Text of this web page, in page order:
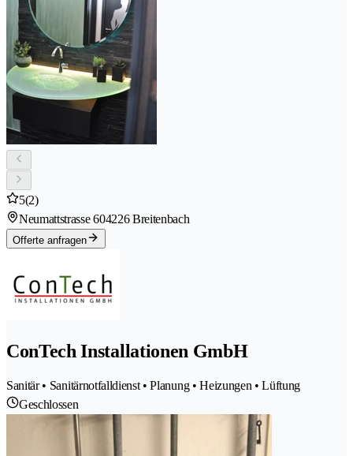
5(2)
Neumattstrasse 604226 Breitenbach
Offerte anfragen
ConTech Installationen GmbH
Sanitär • Sanitärnotfalldienst • Planung • Heizungen • Lüftung
Geschlossen